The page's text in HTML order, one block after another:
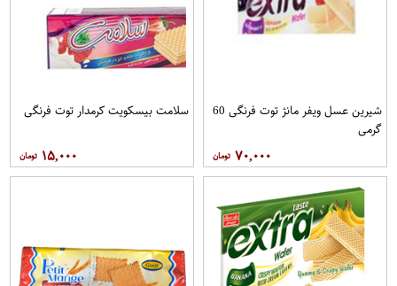
شیرین عسل ویفر مانژ توت فرنگی 60
گرمی
۷۰,۰۰۰
سلامت بیسکویت کرمدار توت فرنگی
۱۵,۰۰۰